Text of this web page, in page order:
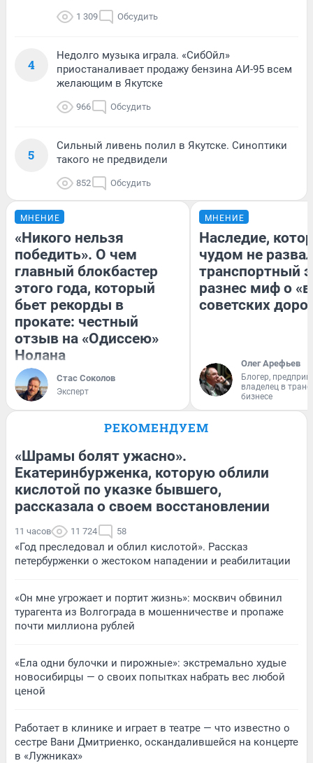
1 309 Обсудить
4
Недолго музыка играла. «СибОйл»
приостаналивает продажу бензина АИ-95 всем
желающим в Якутске
966 Обсудить
5
Сильный ливень полил в Якутске. Синоптики
такого не предвидели
852 Обсудить
МНЕНИЕ
«Никого нельзя
победить». О чем
главный блокбастер
этого года, который
бьет рекорды в
прокате: честный
отзыв на «Одиссею»
Нолана
Стас Соколов
Эксперт
МНЕНИЕ
Наследие,
чудом не
транспортный
разнес миф о
советских
Олег Арефьев
Блогер,
владелец в
бизнесе
РЕКОМЕНДУЕМ
«Шрамы болят ужасно».
Екатеринбурженка, которую облили
кислотой по указке бывшего,
рассказала о своем восстановлении
11 часов 11 724 58
«Год преследовал и облил кислотой». Рассказ
петербурженки о жестоком нападении и реабилитации
«Он мне угрожает и портит жизнь»: москвич обвинил
турагента из Волгограда в мошенничестве и пропаже
почти миллиона рублей
«Ела одни булочки и пирожные»: экстремально худые
новосибирцы — о своих попытках набрать вес любой
ценой
Работает в клинике и играет в театре — что известно о
сестре Вани Дмитриенко, оскандалившейся на концерте
в «Лужниках»